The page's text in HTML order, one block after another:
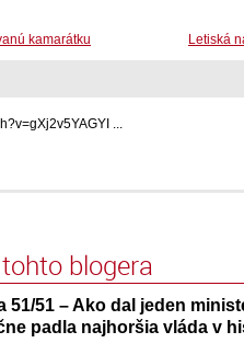
Letiská
kamarátku
...
blogera
51/51 – Ako dal jeden
padla najhoršia vláda v